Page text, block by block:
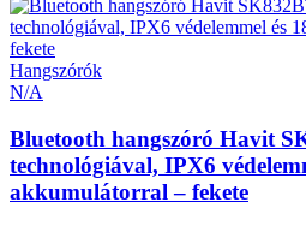
Hangszórók
N/A
Bluetooth hangszóró Havit
technológiával, IPX6
akkumulátorral – fekete